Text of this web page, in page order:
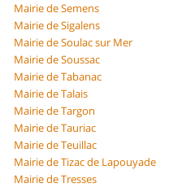
Mairie de Semens
Mairie de Sigalens
Mairie de Soulac sur Mer
Mairie de Soussac
Mairie de Tabanac
Mairie de Talais
Mairie de Targon
Mairie de Tauriac
Mairie de Teuillac
Mairie de Tizac de Lapouyade
Mairie de Tresses